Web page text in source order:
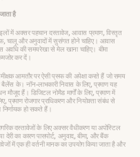
है
में अक्सर पहचान दस्तावेज, आवास प्रमाण, विस्तृत
चालू और अनुवादों में सुसंगत होने चाहिए। आवास
अवधि की समयरेखा से मेल खाना चाहिए। बीमा
कर दें।
आमतौर पर ऐसी प्रूफ की अपेक्षा करते हैं जो समय
के। नॉन-लाभकारी निवास के लिए, प्रमाण यह
मौजूद हैं। डिजिटल नोमैड मार्गों के लिए, प्रमाण में
प्रमाण रोजगार प्राधिकरण और नियोक्ता संबंध से
निर्णायक हो सकते हैं।
दस्तावेजों के लिए अक्सर वैधीकरण या अपोस्टिल
का कारण पासपोर्ट, अनुवाद, बीमा, और बैंक
में एक ही वर्तनी मानक का उपयोग किया जाता है और